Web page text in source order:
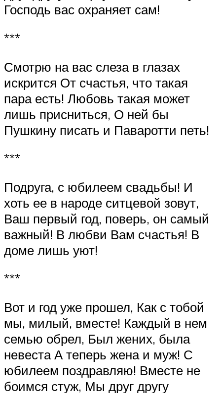
Господь вас охраняет сам!
***
Смотрю на вас слеза в глазах
искрится От счастья, что такая
пара есть! Любовь такая может
лишь присниться, О ней бы
Пушкину писать и Паваротти петь!
***
Подруга, с юбилеем свадьбы! И
хоть ее в народе ситцевой зовут,
Ваш первый год, поверь, он самый
важный! В любви Вам счастья! В
доме лишь уют!
***
Вот и год уже прошел, Как с тобой
мы, милый, вместе! Каждый в нем
семью обрел, Был жених, была
невеста А теперь жена и муж! С
юбилеем поздравляю! Вместе не
боимся стуж, Мы друг другу